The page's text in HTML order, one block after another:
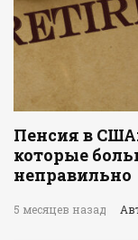
Пенсия в
которые
неправильно
5 месяцев назад